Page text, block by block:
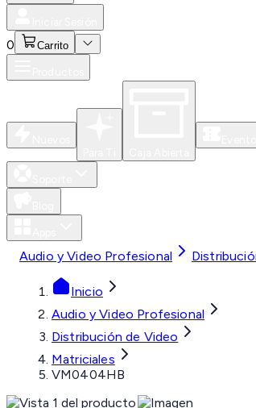
0 Carrito
Audio y Video Profesional
Inicio
Audio y Video Profesional
Distribución de Video
Matriciales
VM0404HB